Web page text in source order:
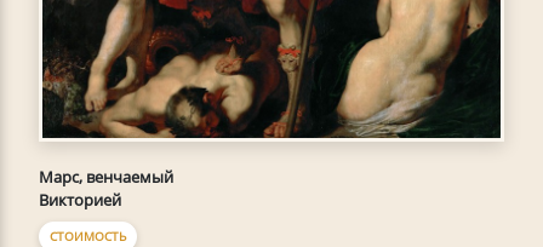
Марс, венчаемый
Викторией
СТОИМОСТЬ